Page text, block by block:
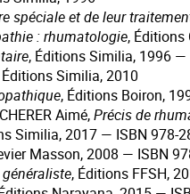
spéciale et de leur
: rhumatologie, Éditions
, Éditions Similia, 1996
Éditions Similia, 2010
, Éditions Boiron,
Aimé,Précis de
Similia, 2017 — ISBN 978-
Masson, 2008 — ISBN
, Éditions FFSH,